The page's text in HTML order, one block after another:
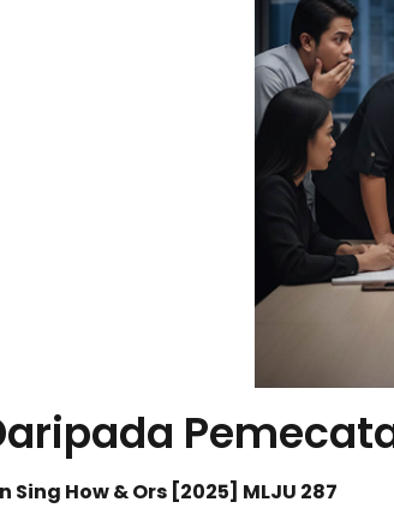
Sing How & Ors [2025] MLJU 287